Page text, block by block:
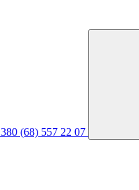
380 (68) 557 22 07